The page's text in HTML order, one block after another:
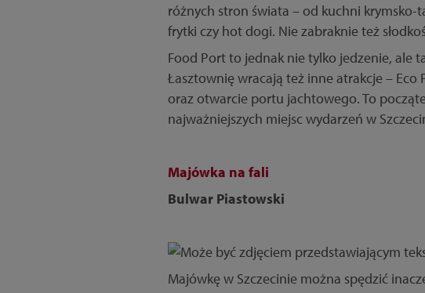
różnych stron świata – od kuchni krymsko-
frytki czy hot dogi. Nie zabraknie też
Food Port to jednak nie tylko jedzenie, ale
Łasztownię wracają też inne atrakcje –
oraz otwarcie portu jachtowego. To
najważniejszych miejsc wydarzeń w
Majówka na fali
Bulwar Piastowski
Majówkę w Szczecinie można spędzić